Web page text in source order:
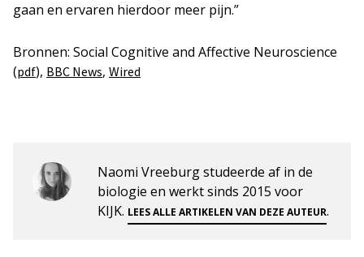
gaan en ervaren hierdoor meer pijn.”
Bronnen: Social Cognitive and Affective Neuroscience
(pdf), BBC News, Wired
Naomi Vreeburg studeerde af in de
biologie en werkt sinds 2015 voor
KIJK. LEES ALLE ARTIKELEN VAN DEZE AUTEUR.